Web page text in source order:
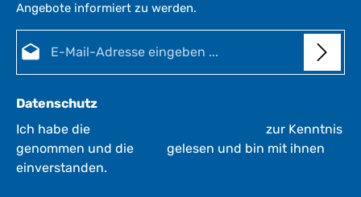
Angebote informiert zu werden.
Datenschutz
Ich habe die
zur Kenntnis
genommen und die
gelesen und bin mit ihnen
einverstanden.